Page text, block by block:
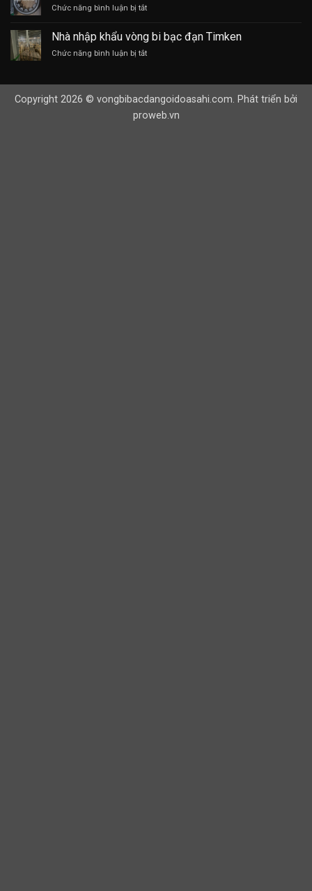
BI
304
Chức năng bình luận bị tắtở
BI
KIM
ĐŨA
Nhà nhập khẩu vòng bi bạc đạn Timken
Chức năng bình luận bị tắtở
vòng
bi
Copyright 2026 © vongbibacdangoidoasahi.com. Phát triển bởi
proweb.vn